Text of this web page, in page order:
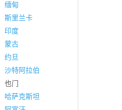
缅甸
斯里兰卡
印度
蒙古
约旦
沙特阿拉伯
也门
哈萨克斯坦